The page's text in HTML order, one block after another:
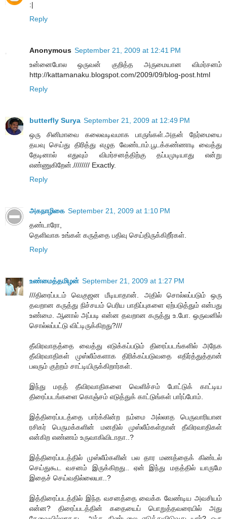
:|
Reply
Anonymous September 21, 2009 at 12:41 PM
உன்னைபோல ஒருவன் குறித்த அருமையான விமர்சனம்
http://kattamanaku.blogspot.com/2009/09/blog-post.html
Reply
butterfly Surya September 21, 2009 at 12:49 PM
ஒரு சினிமாவை கலைவடிவமாக பாருங்கள்.அதன் நேர்மையை
தயவு செய்து திரித்து எழுத வேண்டாம்.பூடக்கண்ணாடி வைத்து
தேடினால் எதுவும் விமர்சனத்திற்கு தப்பமுடியாது என்று
எண்ணுகிறேன்.//////// Exactly.
Reply
அகநாழிகை September 21, 2009 at 1:10 PM
தண்டாரோ,
தெளிவாக உங்கள் கருத்தை பதிவு செய்திருக்கிறீர்கள்.
Reply
உண்மைத்தமிழன் September 21, 2009 at 1:27 PM
///திரைப்படம் வெகுஜன மீடியாதான். அதில் சொல்லப்படும் ஒரு
தவறான கருத்து நிச்சயம் பெரிய பாதிப்புகளை ஏற்படுத்தும் என்பது
உண்மை. ஆனால் அப்படி என்ன தவறான கருத்து உ.போ. ஒருவனில்
சொல்லப்பட்டு விட்டிருக்கிறது?///
தீவிரவாதத்தை வைத்து எடுக்கப்படும் திரைப்படங்களில் அநேக
தீவிரவாதிகள் முஸ்லீம்களாக திரிக்கப்படுவதை எதிர்த்துத்தான்
பலரும் குற்றம் சாட்டியிருக்கிறார்கள்.
இந்து மதத் தீவிரவாதிகளை வெளிச்சம் போட்டுக் காட்டிய
திரைப்படங்களை கொஞ்சம் எடுத்துக் காட்டுங்கள் பார்ப்போம்.
இத்திரைப்படத்தை பார்க்கின்ற நம்மை அல்லாத பெருவாரியான
ரசிகர் பெருமக்களின் மனதில் முஸ்லீம்கள்தான் தீவிரவாதிகள்
என்கிற எண்ணம் உருவாகிவிடாதா..?
இத்திரைப்படத்தில் முஸ்லீம்களின் பல தார மணத்தைக் கிண்டல்
செய்துகூட வசனம் இருக்கிறது.. ஏன் இந்து மதத்தில் யாருமே
இதைச் செய்வதில்லையா..?
இத்திரைப்படத்தில் இந்த வசனத்தை வைக்க வேண்டிய அவசியம்
என்ன? திரைப்படத்தின் கதையைப் பொறுத்தவரையில் அது